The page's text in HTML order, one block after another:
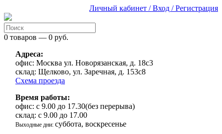
Личный кабинет / Вход / Регистрация
0 товаров — 0 руб.
Адреса:
офис: Москва ул. Новорязанская, д. 18с3
склад: Щелково, ул. Заречная, д. 153с8
Схема проезда
Время работы:
офис: с 9.00 до 17.30(без перерыва)
склад: с 9.00 до 17.00
Выходные дни: суббота, воскресенье